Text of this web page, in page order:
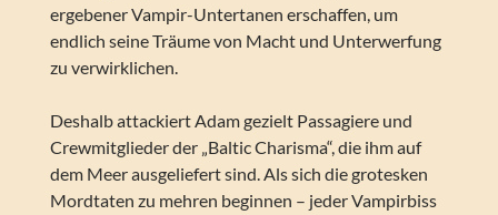
ergebener Vampir-Untertanen erschaffen, um
endlich seine Träume von Macht und Unterwerfung
zu verwirklichen.
Deshalb attackiert Adam gezielt Passagiere und
Crewmitglieder der „Baltic Charisma“, die ihm auf
dem Meer ausgeliefert sind. Als sich die grotesken
Mordtaten zu mehren beginnen – jeder Vampirbiss